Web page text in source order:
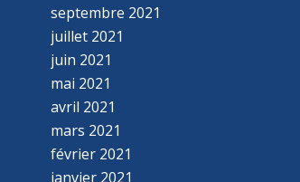
septembre 2021
juillet 2021
juin 2021
mai 2021
avril 2021
mars 2021
février 2021
janvier 2021